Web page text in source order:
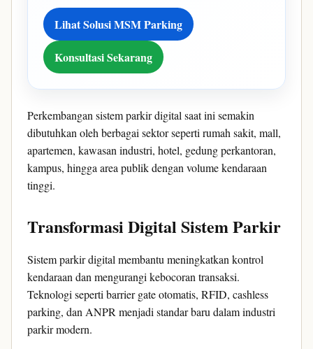
Lihat Solusi MSM Parking
Konsultasi Sekarang
Perkembangan sistem parkir digital saat ini semakin
dibutuhkan oleh berbagai sektor seperti rumah sakit, mall,
apartemen, kawasan industri, hotel, gedung perkantoran,
kampus, hingga area publik dengan volume kendaraan
tinggi.
Transformasi Digital Sistem Parkir
Sistem parkir digital membantu meningkatkan kontrol
kendaraan dan mengurangi kebocoran transaksi.
Teknologi seperti barrier gate otomatis, RFID, cashless
parking, dan ANPR menjadi standar baru dalam industri
parkir modern.